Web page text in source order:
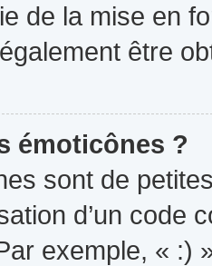
de la mise en
être
émoticônes ?
sont de
d’un code
exemple, « :)